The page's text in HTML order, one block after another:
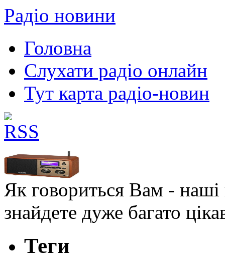
Радіо новини
Головна
Слухати радіо онлайн
Тут карта радіо-новин
Як говориться Вам - наші
знайдете дуже багато
Теги